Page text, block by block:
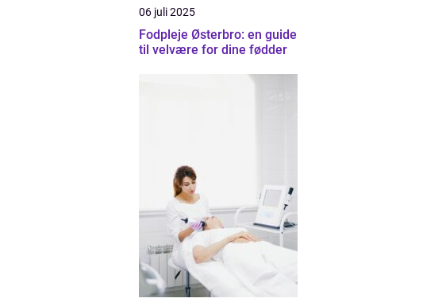
06 juli 2025
Fodpleje Østerbro: en guide
til velvære for dine fødder